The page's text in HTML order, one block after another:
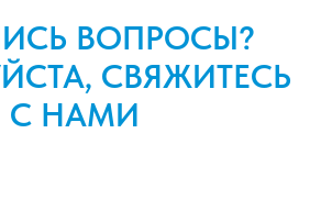
ВОПРОСЫ?
СВЯЖИТЕСЬ
С НАМИ